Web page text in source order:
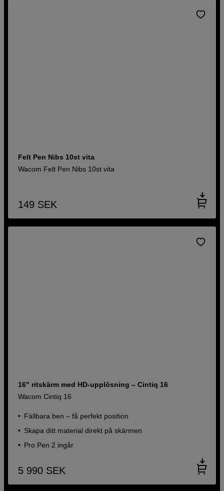
Felt Pen Nibs 10st vita
Wacom Felt Pen Nibs 10st vita
149 SEK
16" ritskärm med HD-upplösning – Cintiq 16
Wacom Cintiq 16
Fällbara ben – få perfekt position
Skapa ditt material direkt på skärmen
Pro Pen 2 ingår
5 990 SEK